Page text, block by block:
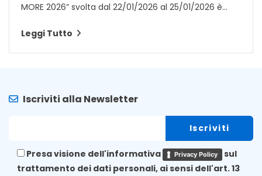
MORE 2026” svolta dal 22/01/2026 al 25/01/2026 è...
Leggi Tutto
Iscriviti alla Newsletter
Presa visione dell'informativa Privacy Policy
sul
trattamento dei dati personali, ai sensi dell'art. 13